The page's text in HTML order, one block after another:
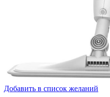
Добавить в список желаний